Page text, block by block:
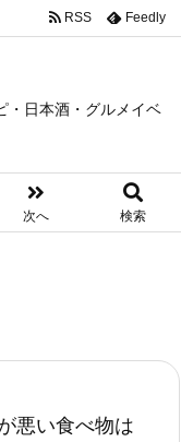
・日本酒・グルメイベ
次へ 検索
RSS Feedly
悪い食べ物は